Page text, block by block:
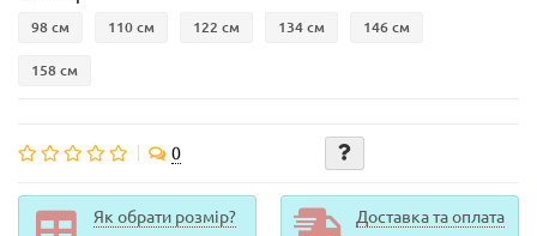
98 см 110 см 122 см 134 см 146 см
158 см
0
Як обрати розмір? Доставка та оплата